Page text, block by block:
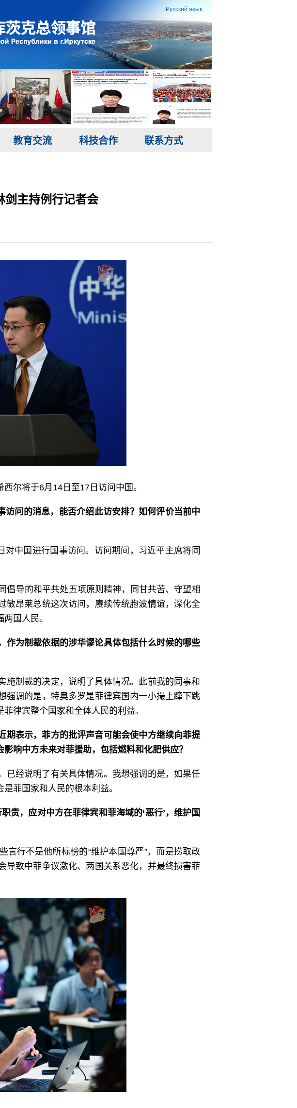
Русский язык
教育交流 科技合作 联系方式
剑主持例行记者会
尔将于6月14日至17日访问中国。
问的消息，能否介绍此访安排？如何评价当前中
中国进行国事访问。访问期间，习近平主席将同
倡导的和平共处五项原则精神，同甘共苦、守望相
敏昂莱总统这次访问，赓续传统胞波情谊，深化全
国人民。
作为制裁依据的涉华谬论具体包括什么时候的哪些
制裁的决定，说明了具体情况。此前我的同事和
强调的是，特奥多罗是菲律宾国内一小撮上蹿下跳
律宾整个国家和全体人民的利益。
期表示，菲方的批评声音可能会使中方继续向菲提
响中方未来对菲援助，包括燃料和化肥供应？
已经说明了有关具体情况。我想强调的是，如果任
菲国家和人民的根本利益。
责，应对中方在菲律宾和菲海域的‘恶行’，维护国
行不是他所标榜的“维护本国尊严”，而是捞取政
导致中菲争议激化、两国关系恶化，并最终损害菲